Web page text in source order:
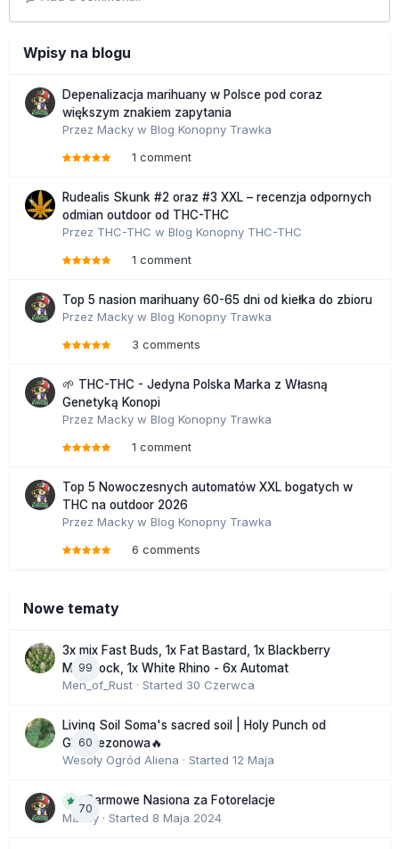
Wpisy na blogu
Depenalizacja marihuany w Polsce pod coraz
większym znakiem zapytania
Przez Macky w Blog Konopny Trawka
1 comment
Rudealis Skunk #2 oraz #3 XXL – recenzja odpornych
odmian outdoor od THC-THC
Przez THC-THC w Blog Konopny THC-THC
1 comment
Top 5 nasion marihuany 60-65 dni od kiełka do zbioru
Przez Macky w Blog Konopny Trawka
3 comments
🌱 THC-THC - Jedyna Polska Marka z Własną
Genetyką Konopi
Przez Macky w Blog Konopny Trawka
1 comment
Top 5 Nowoczesnych automatów XXL bogatych w
THC na outdoor 2026
Przez Macky w Blog Konopny Trawka
6 comments
Nowe tematy
99
3x mix Fast Buds, 1x Fat Bastard, 1x Blackberry
Moonrock, 1x White Rhino - 6x Automat
Men_of_Rust · Started 30 Czerwca
60
Living Soil Soma's sacred soil | Holy Punch od
GHS sezonowa🔥
Wesoły Ogród Aliena · Started 12 Maja
70
Darmowe Nasiona za Fotorelacje
Macky · Started 8 Maja 2024